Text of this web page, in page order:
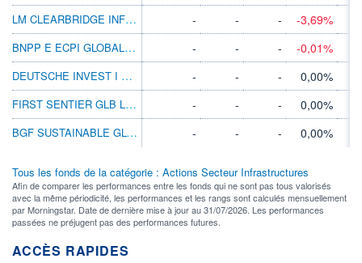
LM CLEARBRIDGE INFRAS VAL X USD ACC
- - -
-3,69%
BNPP E ECPI GLOBAL ESG INFRAS TRACK PR
- - -
-0,01%
DEUTSCHE INVEST I GLBL INFRAS EUR PFC
- - -
0,00%
FIRST SENTIER GLB LSTD INFRA B EUR INC
- - -
0,00%
BGF SUSTAINABLE GLOBAL INFRAS D2 EUR
- - - 0,00%
Tous les fonds de la catégorie : Actions Secteur Infrastructures
Afin de comparer les performances entre les fonds qui ne sont pas tous valorisés
avec la même périodicité, les performances et les rangs sont calculés mensuellement
par Morningstar. Date de dernière mise à jour au 31/07/2026. Les performances
passées ne préjugent pas des performances futures.
ACCÈS RAPIDES